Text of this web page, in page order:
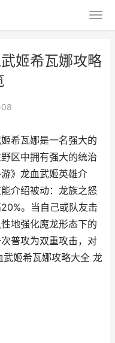
姬希瓦娜攻略
08
希瓦娜是一名强大的
区中拥有强大的统治
》龙血武姬英雄介
介绍被动：龙族之怒
。当自己或队友击
地强化魔龙形态下的
普攻为双重攻击，对
武姬希瓦娜攻略大全 龙